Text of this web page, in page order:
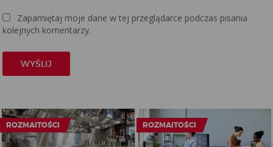
Zapamiętaj moje dane w tej przeglądarce podczas pisania
kolejnych komentarzy.
ROZMAITOŚCI ROZMAITOŚCI